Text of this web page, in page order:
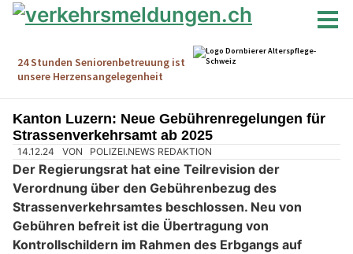
Kanton Luzern: Neue Gebührenregelungen für
Strassenverkehrsamt ab 2025
14.12.24 VON POLIZEI.NEWS REDAKTION
Der Regierungsrat hat eine Teilrevision der
Verordnung über den Gebührenbezug des
Strassenverkehrsamtes beschlossen. Neu von
Gebühren befreit ist die Übertragung von
Kontrollschildern im Rahmen des Erbgangs auf